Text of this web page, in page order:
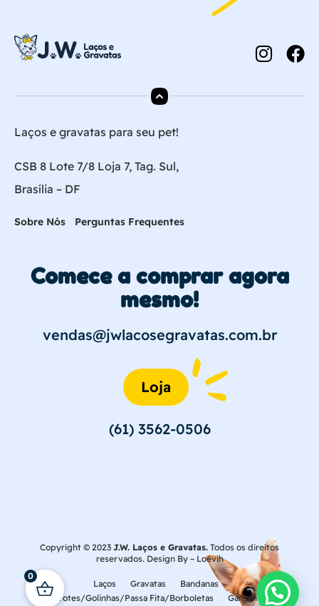
Laços e gravatas para seu pet!
CSB 8 Lote 7/8 Loja 7, Tag. Sul,
Brasília – DF
Sobre Nós Perguntas Frequentes
Comece a comprar agora
mesmo!
vendas@jwlacosegravatas.com.br
Loja
(61) 3562-0506
Copyright © 2023 J.W. Laços e Gravatas. Todos os direitos
reservados. Design By – Loévih
Laços Gravatas
Bandanas
Laçarotes/Golinhas/Passa Fita/Borboletas
Gargantilhas
0